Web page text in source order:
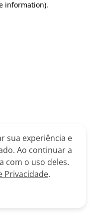
information).
sua experiência e
Ao continuar a
com o uso deles.
Privacidade.